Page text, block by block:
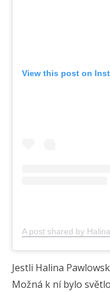
View this post on
Jestli Halina
Možná k ní bylo